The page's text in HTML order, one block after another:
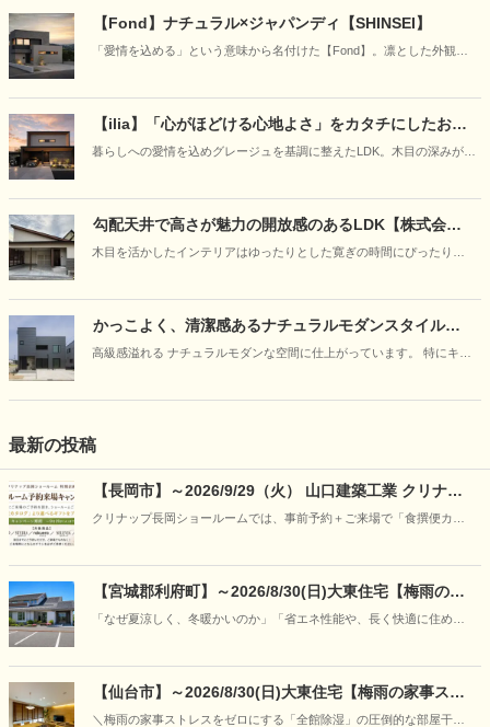
モノだけに囲まれた空間は、個性を映し出し、心地よく、自由で、軽
やかな住まい。光と風が通り抜ける開放的な空間の中で、自分らしさ
とサステナブルな価値観が共存する住まい。
【Fond】ナチュラル×ジャパンディ【SHINSEI】
「愛情を込める」という意味から名付けた【Fond】。凛とした外観、
チにしたお住まいです。
【ilia】「心がほどける心地よさ」をカタチにしたお住
まい【SHINSEI】
暮らしへの愛情を込めグレージュを基調に整えたLDK。木目の深みがほ
違って感じられるような「心地よさ」を形にしました。
勾配天井で高さが魅力の開放感のあるLDK【株式会社
ハンズワタベ】
木目を活かしたインテリアはゆったりとした寛ぎの時間にぴったりで
かっこよく、清潔感あるナチュラルモダンスタイル！
【株式会社ハンズワタベ】
高級感溢れる ナチュラルモダンな空間に仕上がっています。 特にキッ
最新の投稿
【長岡市】～2026/9/29（火） 山口建築工業 クリナッ
プ長岡ショールーム予約来場キャンペーン
クリナップ長岡ショールームでは、事前予約＋ご来場で「食撰便カタ
【宮城郡利府町】～2026/8/30(日)大東住宅【梅雨の特
別企画】30年先も強さと快適さが続く理由を「見て、
「なぜ夏涼しく、冬暖かいのか」「省エネ性能や、長く快適に住める
模型をとおして、分かりやすくご案内いたします。
【仙台市】～2026/8/30(日)大東住宅【梅雨の家事スト
レスをゼロに】「朝にはカラッと、ニオイもな
＼梅雨の家事ストレスをゼロにする「全館除湿」の圧倒的な部屋干し